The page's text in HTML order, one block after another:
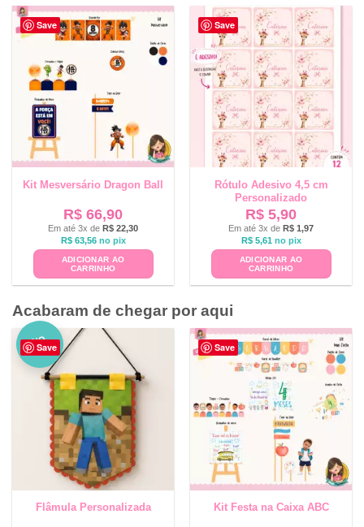
Save
Kit Mesversário Dragon Ball
R$ 66,90
Em até 3x de R$ 22,30
R$63,56 no pix
ADICIONAR AO
CARRINHO
Save
Rótulo Adesivo 4,5 cm
Personalizado
R$ 5,90
Em até 3x de R$ 1,97
R$5,61 no pix
ADICIONAR AO
CARRINHO
Acabaram de chegar por aqui
Save
NO
VO
Flâmula Personalizada
Save
Kit Festa na Caixa ABC